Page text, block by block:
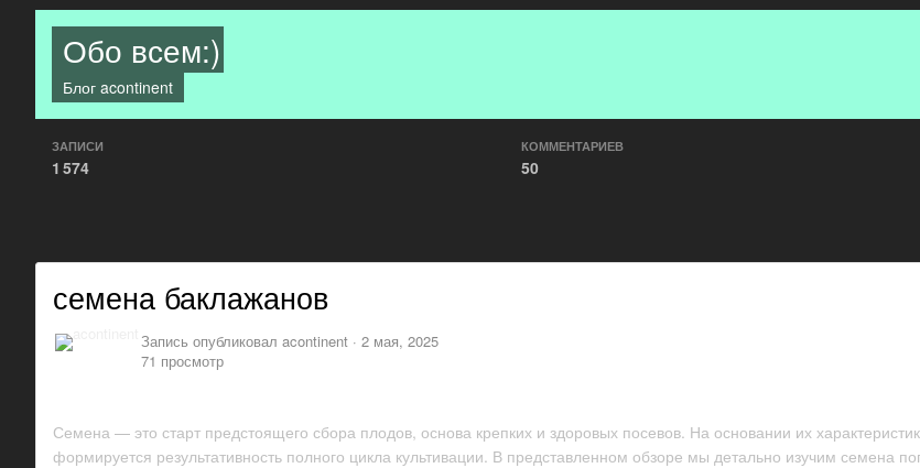
Обо всем:)
Блог acontinent
ЗАПИСИ
1 574
КОММЕНТАРИЕВ
50
семена баклажанов
Запись опубликовал acontinent · 2 мая, 2025
71 просмотр
Семена — это старт предстоящего сбора плодов, основа крепких и здоровых посевов. На основании их
формируется результативность полного цикла культивации. В представленном обзоре мы детально изучим семена